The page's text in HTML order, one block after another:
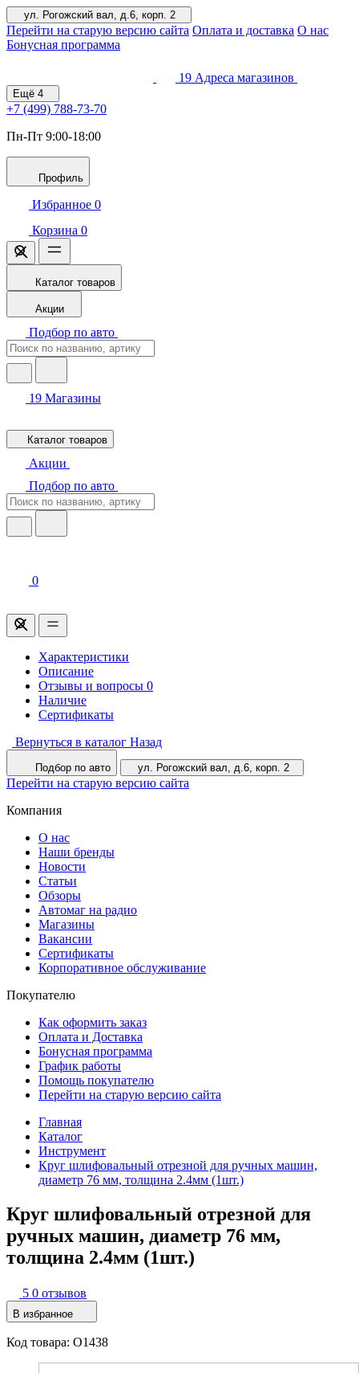
ул. Рогожский вал, д.6, корп. 2
Перейти на старую версию сайта Оплата и доставка О нас
Бонусная программа
19 Адреса магазинов
Ещё 4
+7 (499) 788-73-70
Пн-Пт 9:00-18:00
Профиль
Избранное 0
Корзина 0
Каталог товаров
Акции
Подбор по авто
19 Магазины
Каталог товаров
Акции
Подбор по авто
0
Характеристики
Описание
Отзывы и вопросы 0
Наличие
Сертификаты
Вернуться в каталог Назад
Подбор по авто ул. Рогожский вал, д.6, корп. 2
Перейти на старую версию сайта
Компания
О нас
Наши бренды
Новости
Статьи
Обзоры
Автомаг на радио
Магазины
Вакансии
Сертификаты
Корпоративное обслуживание
Покупателю
Как оформить заказ
Оплата и Доставка
Бонусная программа
График работы
Помощь покупателю
Перейти на старую версию сайта
Главная
Каталог
Инструмент
Круг шлифовальный отрезной для ручных машин,
диаметр 76 мм, толщина 2.4мм (1шт.)
Круг шлифовальный отрезной для
ручных машин, диаметр 76 мм,
толщина 2.4мм (1шт.)
5 0 отзывов
В избранное
Код товара: O1438